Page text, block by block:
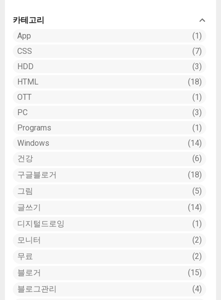
카테고리
App
1
CSS
7
HDD
3
HTML
18
OTT
1
PC
3
Programs
1
Windows
14
건강
6
구글블로거
18
그림
5
글쓰기
14
디지털드로잉
1
모니터
2
무료
2
블로거
15
블로그관리
4
이미지입니다. 이미지가 클 수록 변환하는 시간
이 더 소요됩니다. 하지만 아직 완벽하게 패스
따기가 완료된건 아닙니다. 이 상태에서 한번 더
익스팬드를 해줘야 합니다. 이미지 선택 후...